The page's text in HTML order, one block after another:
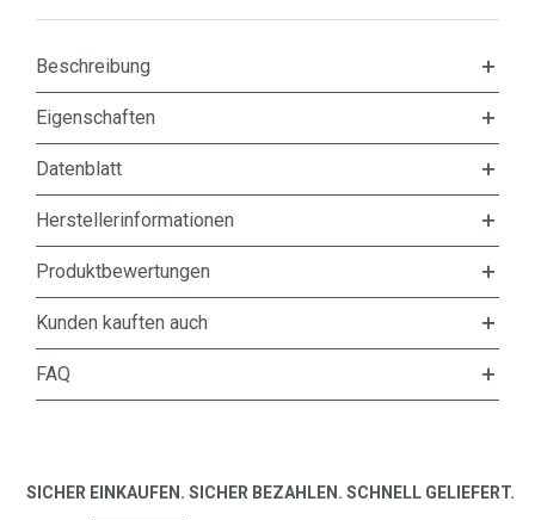
Beschreibung
Eigenschaften
Datenblatt
Herstellerinformationen
Produktbewertungen
Kunden kauften auch
FAQ
SICHER EINKAUFEN. SICHER BEZAHLEN. SCHNELL GELIEFERT.